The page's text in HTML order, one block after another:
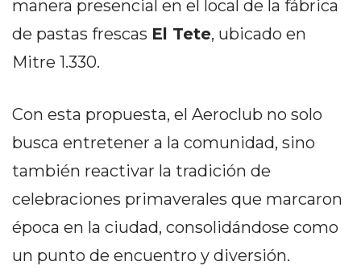
REPORTERO
DIARIO
DEPORTIVO
MEDIOS
INFOPBA
PUBLICITÁ
NORTE
HOY
HORA
manera presencial en el local de la fábrica
de pastas frescas El Tete, ubicado en
Mitre 1.330.
Con esta propuesta, el Aeroclub no solo
busca entretener a la comunidad, sino
también reactivar la tradición de
celebraciones primaverales que marcaron
época en la ciudad, consolidándose como
un punto de encuentro y diversión.